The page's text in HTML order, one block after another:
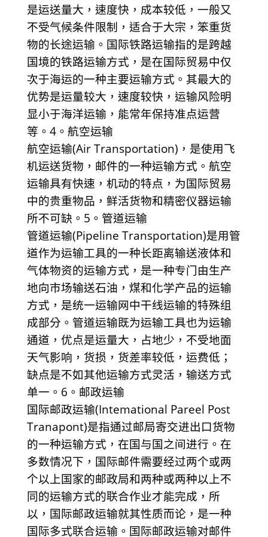
是运送量大，速度快，成本较低，一般又
不受气候条件限制，适合于大宗，笨重货
物的长途运输。国际铁路运输指的是跨越
国境的铁路运输方式，是在国际贸易中仅
次于海运的一种主要运输方式。其最大的
优势是运量较大，速度较快，运输风险明
显小于海洋运输，能常年保持准点运营
等。4。航空运输
航空运输(Air Transportation)，是使用飞
机运送货物，邮件的一种运输方式。航空
运输具有快速，机动的特点，为国际贸易
中的贵重物品，鲜活货物和精密仪器运输
所不可缺。5。管道运输
管道运输(Pipeline Transportation)是用管
道作为运输工具的一种长距离输送液体和
气体物资的运输方式，是一种专门由生产
地向市场输送石油，煤和化学产品的运输
方式，是统一运输网中干线运输的特殊组
成部分。管道运输既为运输工具也为运输
通道，优点是运量大，占地少，不受地面
天气影响，货损，货差率较低，运费低；
缺点是不如其他运输方式灵活，输送方式
单一。6。邮政运输
国际邮政运输(Intemational Pareel Post
Tranapont)是指通过邮局寄交进出口货物
的一种运输方式，在国与国之间进行。在
多数情况下，国际邮件需要经过两个或两
个以上国家的邮政局和两种或两种以上不
同的运输方式的联合作业才能完成，所
以，国际邮政运输就其性质而论，是一种
国际多式联合运输。国际邮政运输对邮件